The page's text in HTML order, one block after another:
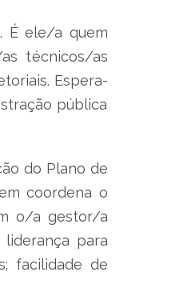
É ele/a quem
técnicos/as
Espera-
pública
do Plano de
coordena o
o/a gestor/a
para
facilidade de